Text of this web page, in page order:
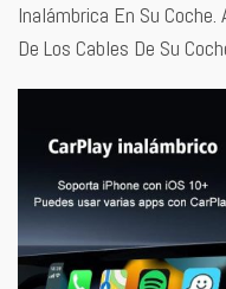
Inalámbrica En Su
De Los Cables De Su